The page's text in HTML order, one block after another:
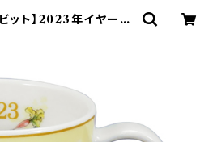
ット】2023年イヤーズ